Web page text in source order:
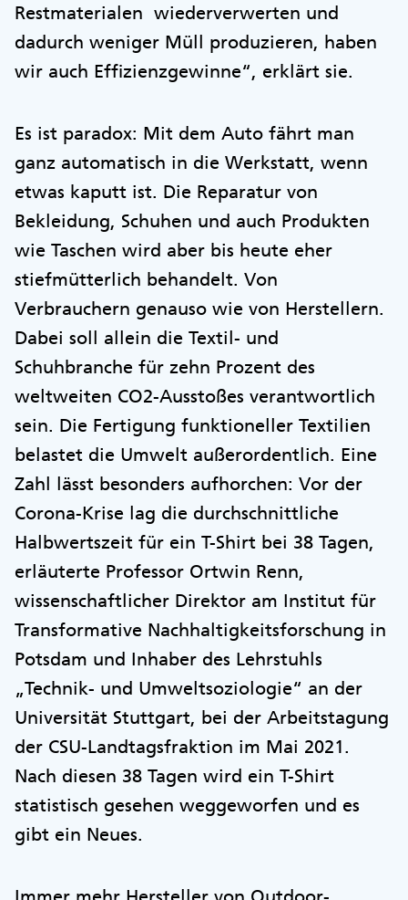
Restmaterialen wiederverwerten und
dadurch weniger Müll produzieren, haben
wir auch Effizienzgewinne“, erklärt sie.
Es ist paradox: Mit dem Auto fährt man
ganz automatisch in die Werkstatt, wenn
etwas kaputt ist. Die Reparatur von
Bekleidung, Schuhen und auch Produkten
wie Taschen wird aber bis heute eher
stiefmütterlich behandelt. Von
Verbrauchern genauso wie von Herstellern.
Dabei soll allein die Textil- und
Schuhbranche für zehn Prozent des
weltweiten CO2-Ausstoßes verantwortlich
sein. Die Fertigung funktioneller Textilien
belastet die Umwelt außerordentlich. Eine
Zahl lässt besonders aufhorchen: Vor der
Corona-Krise lag die durchschnittliche
Halbwertszeit für ein T-Shirt bei 38 Tagen,
erläuterte Professor Ortwin Renn,
wissenschaftlicher Direktor am Institut für
Transformative Nachhaltigkeitsforschung in
Potsdam und Inhaber des Lehrstuhls
„Technik- und Umweltsoziologie“ an der
Universität Stuttgart, bei der Arbeitstagung
der CSU-Landtagsfraktion im Mai 2021.
Nach diesen 38 Tagen wird ein T-Shirt
statistisch gesehen weggeworfen und es
gibt ein Neues.